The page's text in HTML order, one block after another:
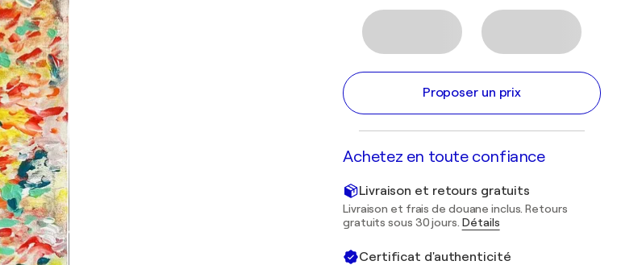
Proposer un prix
Achetez en toute confiance
Livraison et retours gratuits
Livraison et frais de douane inclus. Retours
gratuits sous 30 jours. Détails
Certificat d'authenticité